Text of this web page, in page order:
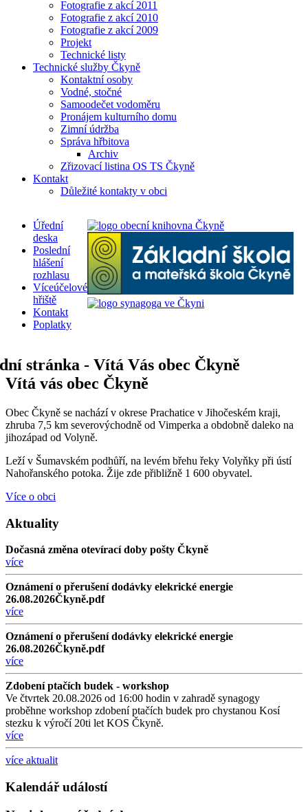
Fotografie z akcí 2011
Fotografie z akcí 2010
Fotografie z akcí 2009
Projekt
Technické listy
Technické služby Čkyně
Kontaktní osoby
Vodné, stočné
Samoodečet vodoměru
Pronájem kulturního domu
Zimní údržba
Správa hřbitova
Archiv
Zřizovací listina OS TS Čkyně
Kontakt
Důležité kontakty v obci
Úřední
deska
Poslední
hlášení
rozhlasu
Víceúčelové
hřiště
Kontakt
Poplatky
Vítá vás obec Čkyně
Obec Čkyně se nachází v okrese Prachatice v Jihočeském kraji,
zhruba 7,5 km severovýchodně od Vimperka a obdobně daleko na
jihozápad od Volyně.
Leží v Šumavském podhůří, na levém břehu řeky Volyňky při ústí
Nahořanského potoka. Žije zde přibližně 1 600 obyvatel.
Více o obci
Aktuality
Dočasná změna otevírací doby pošty Čkyně
více
Oznámení o přerušení dodávky elekrické energie
26.08.2026Čkyně.pdf
více
Oznámení o přerušení dodávky elekrické energie
26.08.2026Čkyně.pdf
více
Zdobení ptačích budek - workshop
Ve čtvrtek 20.08.2026 od 16:00 hodin v zahradě synagogy
proběhne workshop zdobení ptačích budek pro chystanou Kosí
stezku k výročí 20ti let KOS Čkyně.
více
více aktualit
Kalendář událostí